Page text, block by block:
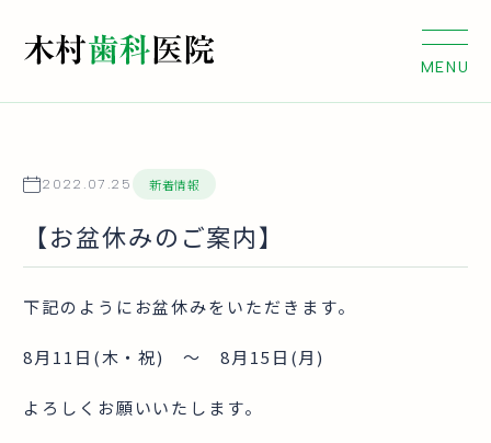
2022.07.25 新着情報
【お盆休みのご案内】
下記のようにお盆休みをいただきます。
8月11日(木・祝) 〜 8月15日(月)
よろしくお願いいたします。